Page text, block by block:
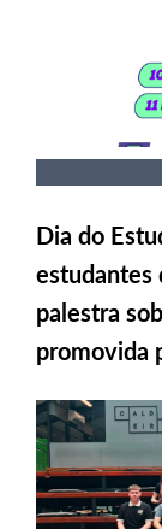
Dia do
estudantes
palestra
promovida